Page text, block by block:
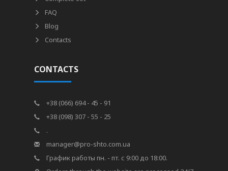
FAQ
Blog
Contacts
CONTACTS
+38 (066) 694 - 45 - 91
+38 (098) 307 - 55 - 25
.
manager@pro-shto.com.ua
График работы пн. - пт. с 9:00 до 18:00.